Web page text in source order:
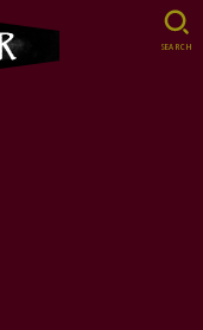
SEARCH